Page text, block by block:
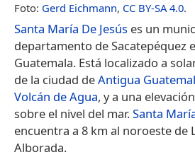
Foto: Gerd Eichmann, CC BY-SA 4.0.
Santa María De Jesús es un
departamento de Sacatepéquez
Guatemala. Está localizado a
de la ciudad deAntigua
Volcán de Agua, y a una
sobre el nivel del mar.Santa
encuentra a 8 km al noroeste de
Alborada.